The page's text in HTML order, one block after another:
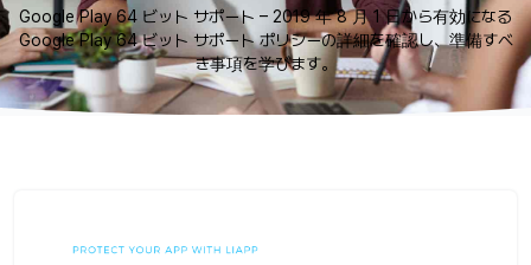
Google Play 64 ビット サポート – 2019 年 8 月 1 日から有効になる
Google Play 64 ビット サポート ポリシーの詳細を確認し、準備すべ
き事項を学びます。